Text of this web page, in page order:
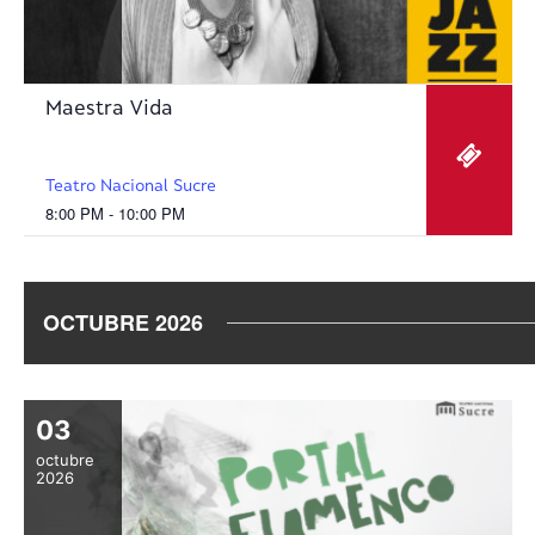
Maestra Vida
Teatro Nacional Sucre
8:00 PM - 10:00 PM
OCTUBRE 2026
03
octubre
2026